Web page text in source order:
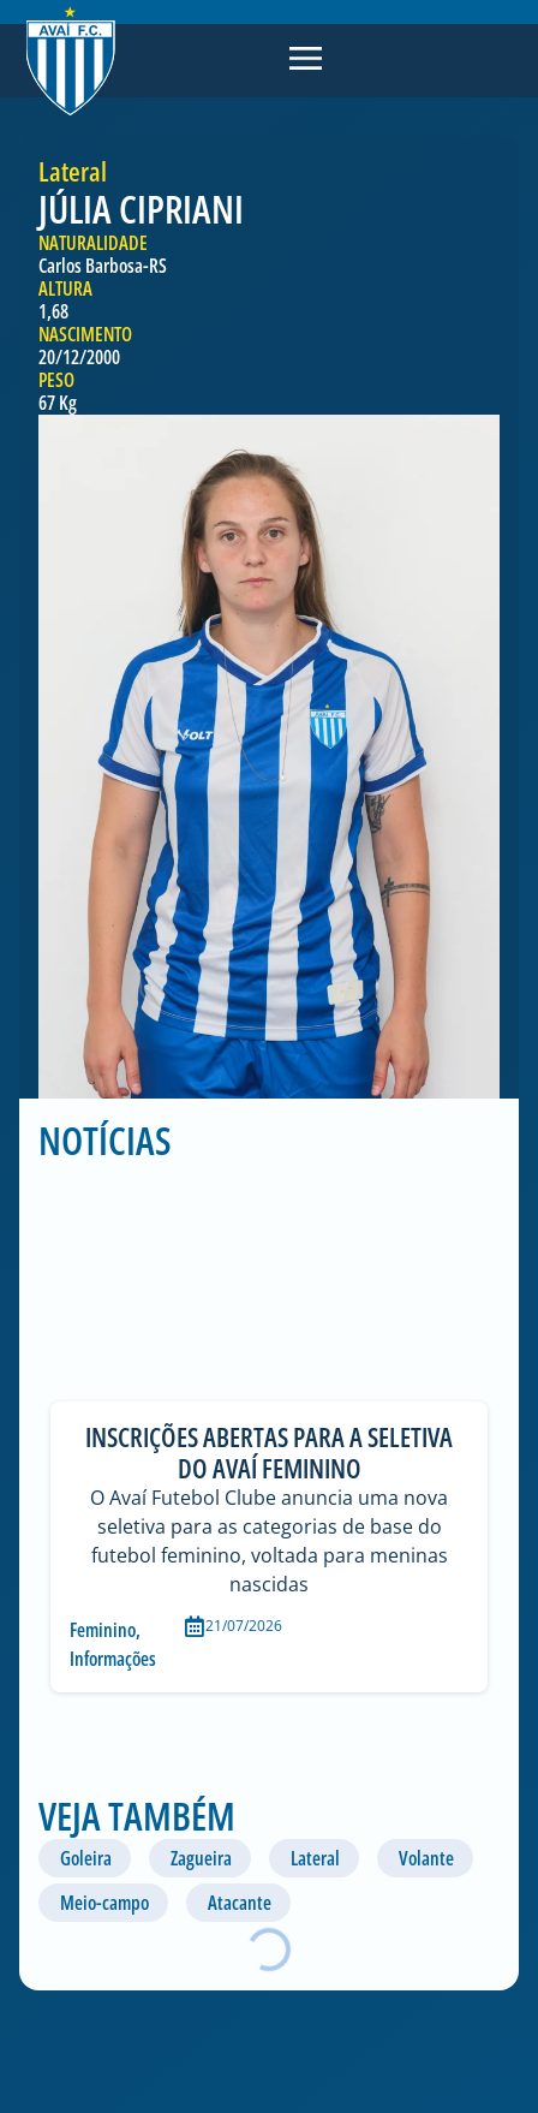
Lateral
JÚLIA CIPRIANI
NATURALIDADE
Carlos Barbosa-RS
ALTURA
1,68
NASCIMENTO
20/12/2000
PESO
67 Kg
NOTÍCIAS
INSCRIÇÕES ABERTAS PARA A SELETIVA
DO AVAÍ FEMININO
O Avaí Futebol Clube anuncia uma nova
seletiva para as categorias de base do
futebol feminino, voltada para meninas
nascidas
Feminino,
Informações
21/07/2026
VEJA TAMBÉM
Goleira Zagueira Lateral
Volante
Meio-campo
Atacante